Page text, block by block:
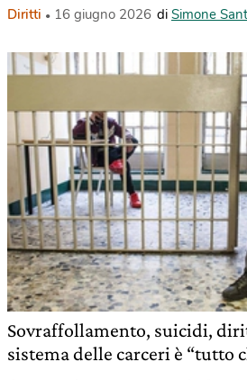
Diritti 16 giugno 2026 di Simone
Sovraffollamento, suicidi,
sistema delle carceri è “tutto